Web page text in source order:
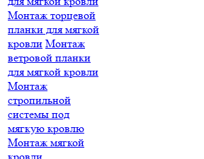
Монтаж торцевой
планки для мягкой
кровли Монтаж
ветровой планки
для мягкой кровли
Монтаж
стропильной
системы под
мягкую кровлю
Монтаж мягкой